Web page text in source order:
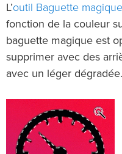
L’outil Baguette magique
fonction de la couleur
baguette magique est
supprimer avec des
avec un léger dégradée.